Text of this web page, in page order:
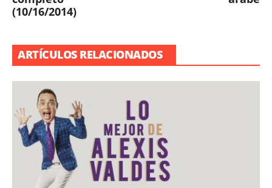
(10/16/2014)
ARTÍCULOS RELACIONADOS